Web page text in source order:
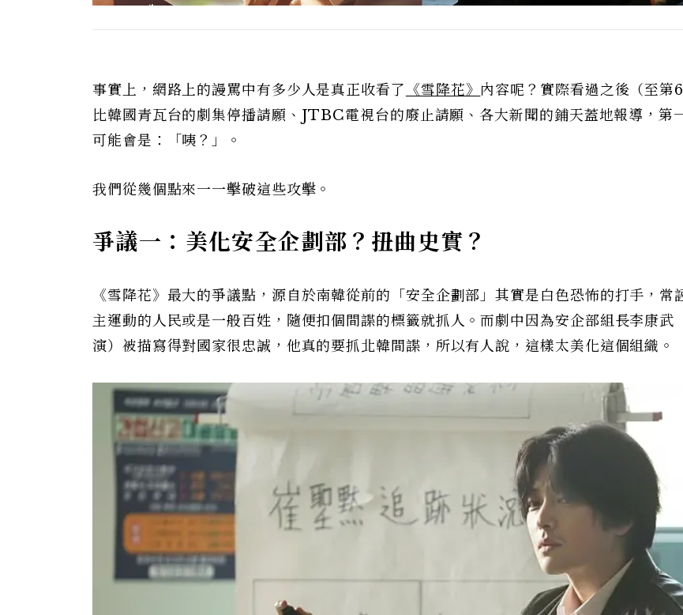
事實上，網路上的謾罵中有多少人是真正收看了 《雪降花》 內容呢？實際看過之後（至第
比韓國青瓦台的劇集停播請願、JTBC電視台的廢止請願、各大新聞的鋪天蓋地報導，第
可能會是：「咦？」。
我們從幾個點來一一擊破這些攻擊。
爭議一：美化安全企劃部？扭曲史實？
《雪降花》最大的爭議點，源自於南韓從前的「安全企劃部」其實是白色恐怖的打手，常
主運動的人民或是一般百姓，隨便扣個間諜的標籤就抓人。而劇中因為安企部組長李康武
演）被描寫得對國家很忠誠，他真的要抓北韓間諜，所以有人說，這樣太美化這個組織。